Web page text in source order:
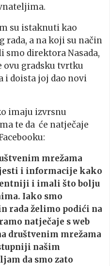
su istaknuti kao
a na koji su način
direktora Nasada,
ovu gradsku tvrtku
i doista joj dao novi
imaju izvrsnu
te da će natječaje
mrežama
i informacije kako
i imali što bolju
Iako smo
rada želimo podići na
natječaje s web
društvenim mrežama
našim
da smo zato